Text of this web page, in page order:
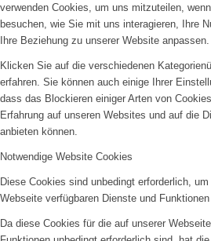
verwenden Cookies, um uns mitzuteilen,
besuchen, wie Sie mit uns interagieren, Ihre
Ihre Beziehung zu unserer Website anpassen.
Klicken Sie auf die verschiedenen
erfahren. Sie können auch einige Ihrer
dass das Blockieren einiger Arten von
Erfahrung auf unseren Websites und auf die
anbieten können.
Notwendige Website Cookies
Diese Cookies sind unbedingt erforderlich,
Webseite verfügbaren Dienste und
Da diese Cookies für die auf unserer